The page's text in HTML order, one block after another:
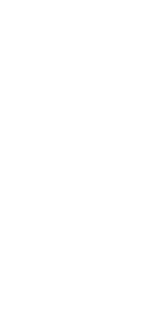
Gruppe